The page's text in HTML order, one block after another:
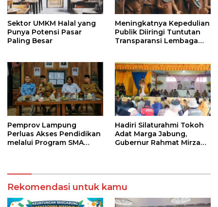
Sektor UMKM Halal yang
Punya Potensi Pasar
Paling Besar
Meningkatnya Kepedulian
Publik Diiringi Tuntutan
Transparansi Lembaga
Pemprov Lampung
Perluas Akses Pendidikan
melalui Program SMA
Hadiri Silaturahmi Tokoh
Adat Marga Jabung,
Gubernur Rahmat Mirzani
Penguatan Budaya dan
SDM
Rekomendasi untuk kamu